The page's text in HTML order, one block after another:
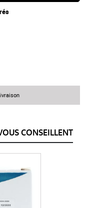
CONSEILLENT